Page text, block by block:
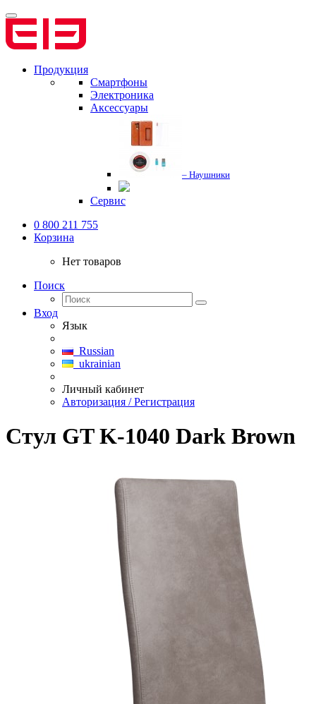
Продукция
Смартфоны
Электроника
Аксессуары
– Наушники
Сервис
0 800 211 755
Корзина
Нет товаров
Поиск
Вход
Язык
Russian
ukrainian
Личный кабинет
Авторизация / Регистрация
Стул GT K-1040 Dark Brown